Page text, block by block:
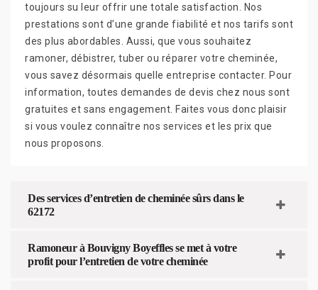
toujours su leur offrir une totale satisfaction. Nos
prestations sont d’une grande fiabilité et nos tarifs sont
des plus abordables. Aussi, que vous souhaitez
ramoner, débistrer, tuber ou réparer votre cheminée,
vous savez désormais quelle entreprise contacter. Pour
information, toutes demandes de devis chez nous sont
gratuites et sans engagement. Faites vous donc plaisir
si vous voulez connaître nos services et les prix que
nous proposons.
Des services d’entretien de cheminée sûrs dans le
62172
Ramoneur à Bouvigny Boyeffles se met à votre
profit pour l’entretien de votre cheminée